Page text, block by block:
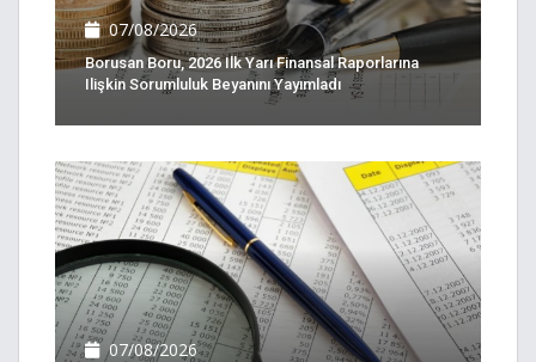
07/08/2026
Borusan Boru, 2026 Ilk Yarı Finansal Raporlarına
Ilişkin Sorumluluk Beyanını Yayımladı
07/08/2026